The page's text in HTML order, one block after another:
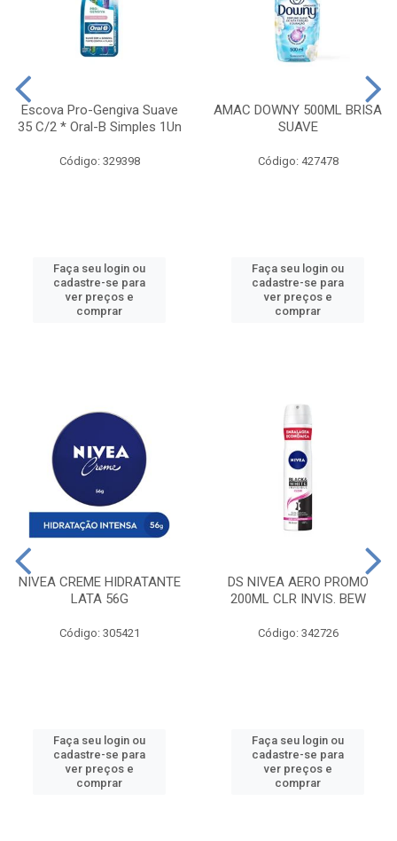
Escova Pro-Gengiva Suave
35 C/2 * Oral-B Simples 1Un
Código: 329398
Faça seu login ou
cadastre-se para
ver preços e
comprar
AMAC DOWNY 500ML BRISA
SUAVE
Código: 427478
Faça seu login ou
cadastre-se para
ver preços e
comprar
NIVEA CREME HIDRATANTE
LATA 56G
Código: 305421
Faça seu login ou
cadastre-se para
ver preços e
comprar
DS NIVEA AERO PROMO
200ML CLR INVIS. BEW
Código: 342726
Faça seu login ou
cadastre-se para
ver preços e
comprar